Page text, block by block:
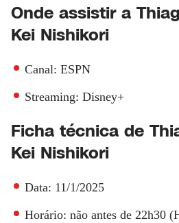
Onde assistir a
Kei Nishikori
Canal: ESPN
Streaming: Disney+
Ficha técnica de
Kei Nishikori
Data: 11/1/2025
Horário: não antes de 22h30